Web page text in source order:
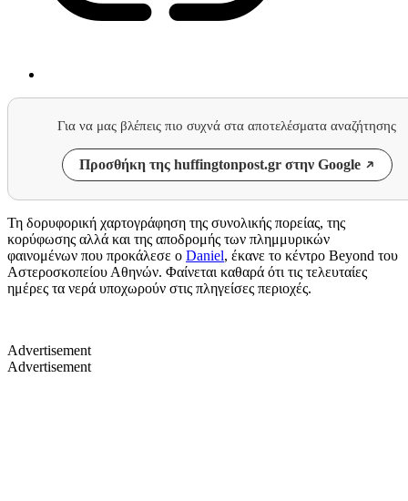
Για να μας βλέπεις πιο συχνά στα αποτελέσματα αναζήτησης
Προσθήκη της huffingtonpost.gr στην Google
Τη δορυφορική χαρτογράφηση της συνολικής πορείας, της
κορύφωσης αλλά και της αποδρομής των πλημμυρικών
φαινομένων που προκάλεσε ο Daniel, έκανε το κέντρο Beyond του
Αστεροσκοπείου Αθηνών. Φαίνεται καθαρά ότι τις τελευταίες
ημέρες τα νερά υποχωρούν στις πληγείσες περιοχές.
Advertisement
Advertisement